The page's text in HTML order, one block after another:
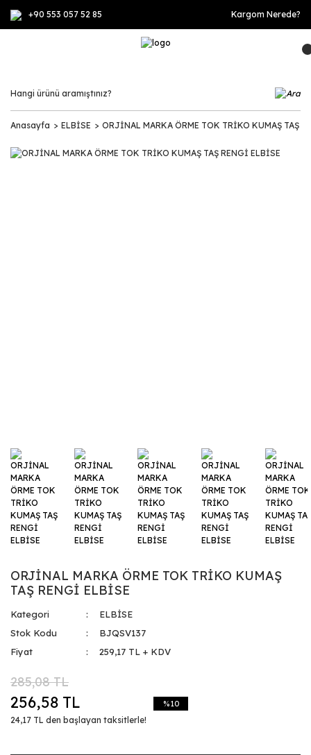
+90 553 057 52 85 Kargom Nerede?
Anasayfa ELBİSE ORJİNAL MARKA ÖRME TOK TRİKO KUMAŞ TAŞ
ORJİNAL MARKA ÖRME TOK TRİKO KUMAŞ
TAŞ RENGİ ELBİSE
Kategori
ELBİSE
Stok Kodu
BJQSV137
Fiyat
259,17 TL + KDV
285,08 TL
256,58 TL
24,17 TL den başlayan taksitlerle!
%10